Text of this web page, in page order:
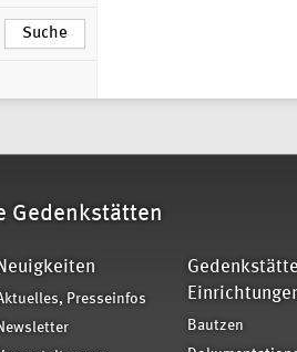
Gedenkstätten
Neuigkeiten
Presseinfos
Bautzen